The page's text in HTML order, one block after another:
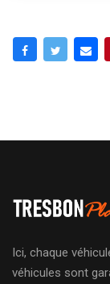
Ici, chaque
véhicules sont